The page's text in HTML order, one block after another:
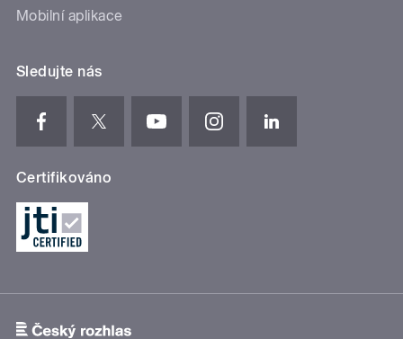
Mobilní aplikace
Sledujte nás
Certifikováno